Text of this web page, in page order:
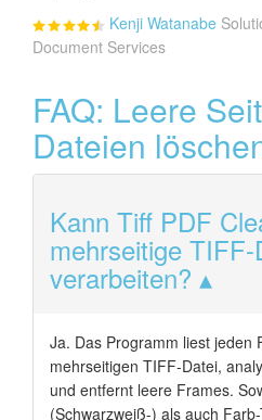
Kenji Watanabe
Document Services
FAQ: Leere
Dateien
Kann Tiff PDF
mehrseitige TIFF-
verarbeiten?
Ja. Das Programm liest jeden
mehrseitigen TIFF-Datei,
und entfernt leere Frames.
(Schwarzweiß-) als auch